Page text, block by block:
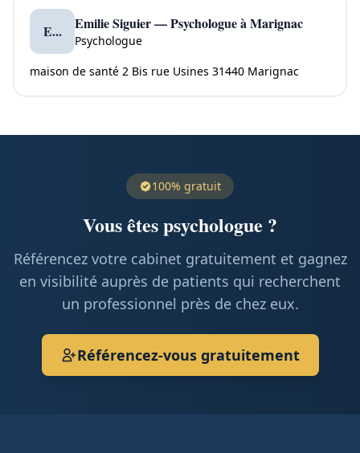
E... Emilie Siguier — Psychologue à Marignac
Psychologue
maison de santé 2 Bis rue Usines 31440 Marignac
100% gratuit
Vous êtes psychologue ?
Référencez votre cabinet gratuitement et gagnez
en visibilité auprès de patients qui recherchent
un professionnel près de chez eux.
Référencez-vous gratuitement